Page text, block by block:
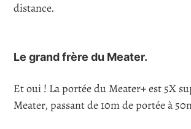
distance.
Le grand frère du Meater.
Et oui ! La portée du Meater+ est 5X
Meater, passant de 10m de portée à